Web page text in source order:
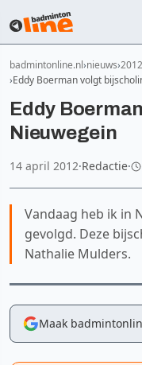
badmintonline.nl nieuws 2012
Eddy Boerman volgt
Eddy
Nieuwegein
14 april 2012·Redactie·
Vandaag heb ik in
gevolgd. Deze
Nathalie Mulders.
Maak